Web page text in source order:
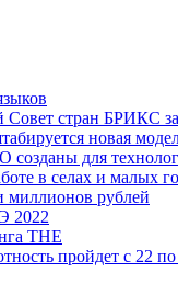
стран БРИКС
новая
для
в селах и малых
миллионов рублей
2022
THE
пройдет с 22 по